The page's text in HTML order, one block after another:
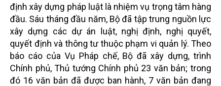
định xây dựng pháp luật là nhiệm vụ trọng tâm hàng
đầu. Sáu tháng đầu năm, Bộ đã tập trung nguồn lực
xây dựng các dự án luật, nghị định, nghị quyết,
quyết định và thông tư thuộc phạm vi quản lý. Theo
báo cáo của Vụ Pháp chế, Bộ đã xây dựng, trình
Chính phủ, Thủ tướng Chính phủ 23 văn bản; trong
đó 16 văn bản đã được ban hành, 7 văn bản đang